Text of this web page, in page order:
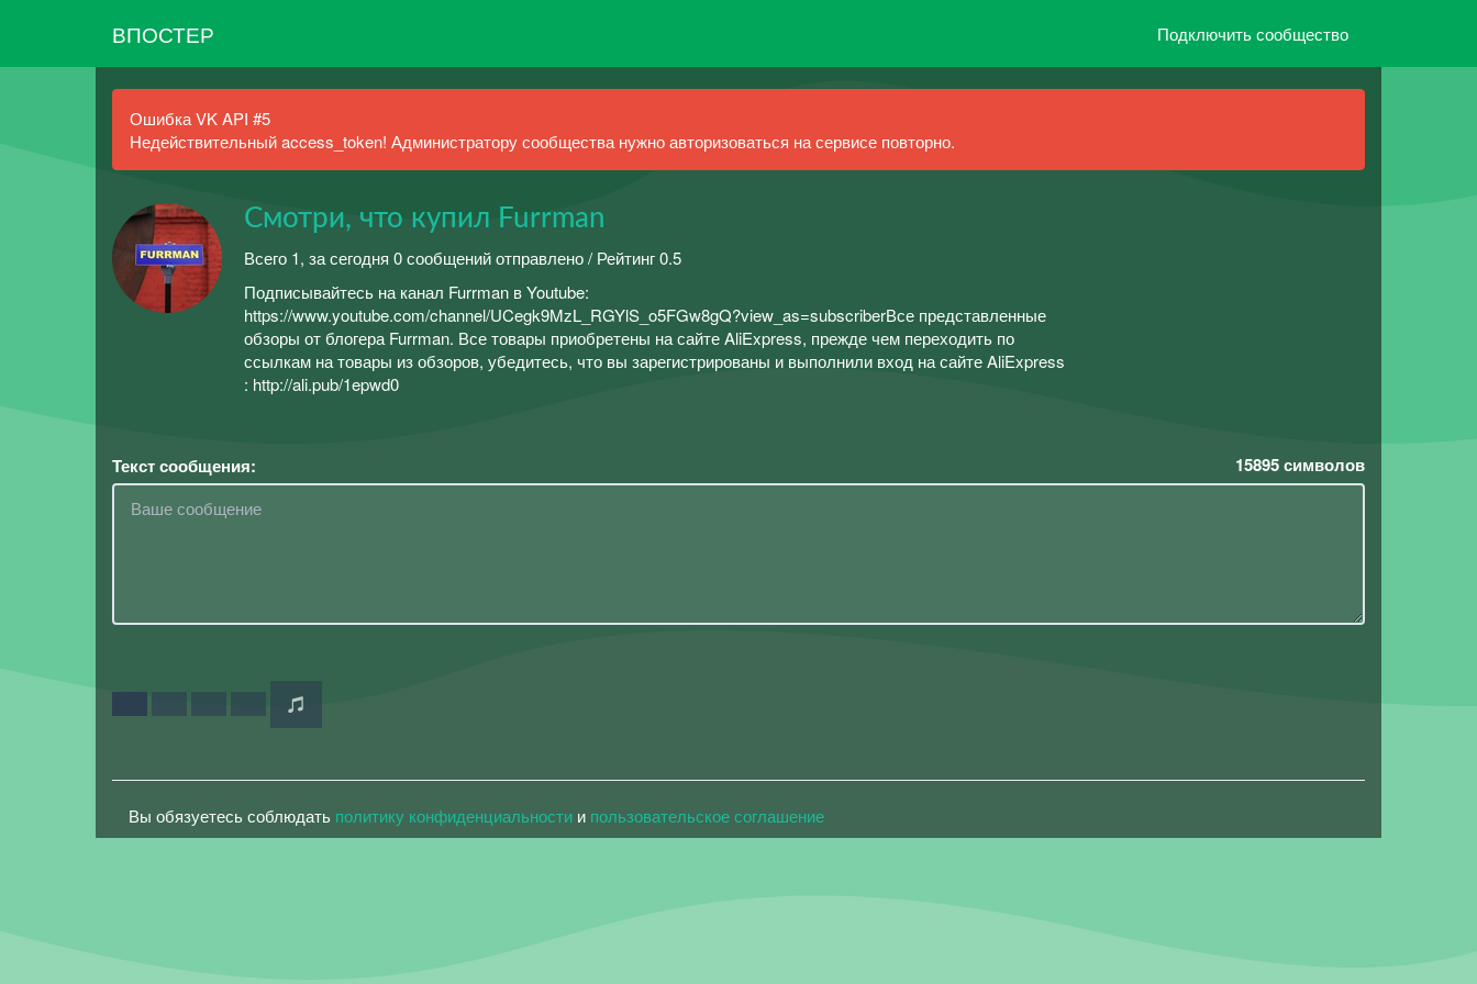
ВПОСТЕР Подключить сообщество
Ошибка VK API #5
Недействительный access_token! Администратору сообщества нужно авторизоваться на сервисе повторно.
Смотри, что купил Furrman
Всего 1, за сегодня 0 сообщений отправлено / Рейтинг 0.5
Подписывайтесь на канал Furrman в Youtube:
https://www.youtube.com/channel/UCegk9MzL_RGYlS_o5FGw8gQ?view_as=subscriberВсе представленные
обзоры от блогера Furrman. Все товары приобретены на сайте AliExpress, прежде чем переходить по
ссылкам на товары из обзоров, убедитесь, что вы зарегистрированы и выполнили вход на сайте AliExpress
: http://ali.pub/1epwd0
Текст сообщения: 15895символов
Вы обязуетесь соблюдать политику конфиденциальности и пользовательское соглашение